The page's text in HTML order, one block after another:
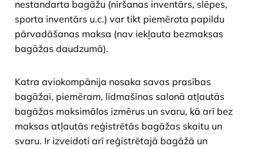
nestandarta bagāžu (niršanas inventārs, slēpes,
sporta inventārs u.c.) var tikt piemērota papildu
pārvadāšanas maksa (nav iekļauta bezmaksas
bagāžas daudzumā).
Katra aviokompānija nosaka savas prasības
bagāžai, piemēram, lidmašīnas salonā atļautās
bagāžas maksimālos izmērus un svaru, kā arī bez
maksas atļautās reģistrētās bagāžas skaitu un
svaru. Ir izveidoti arī reģistrētajā bagāžā un